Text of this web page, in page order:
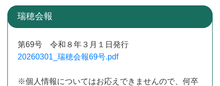
瑞穂会報
第69号 令和８年３月１日発行
20260301_瑞穂会報69号.pdf
※個人情報についてはお応えできませんので、何卒